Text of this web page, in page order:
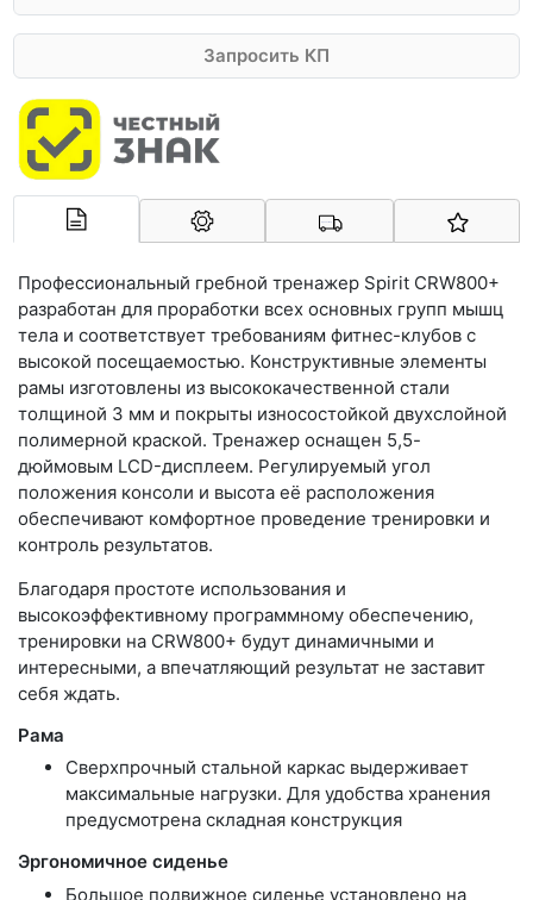
Запросить КП
Профессиональный гребной тренажер Spirit CRW800+
разработан для проработки всех основных групп мышц
тела и соответствует требованиям фитнес-клубов с
высокой посещаемостью. Конструктивные элементы
рамы изготовлены из высококачественной стали
толщиной 3 мм и покрыты износостойкой двухслойной
полимерной краской. Тренажер оснащен 5,5-
дюймовым LCD-дисплеем. Регулируемый угол
положения консоли и высота её расположения
обеспечивают комфортное проведение тренировки и
контроль результатов.
Благодаря простоте использования и
высокоэффективному программному обеспечению,
тренировки на CRW800+ будут динамичными и
интересными, а впечатляющий результат не заставит
себя ждать.
Рама
Сверхпрочный стальной каркас выдерживает
максимальные нагрузки. Для удобства хранения
предусмотрена складная конструкция
Эргономичное сиденье
Большое подвижное сиденье установлено на